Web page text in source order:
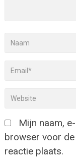
Mijn naam,
browser voor de
reactie plaats.